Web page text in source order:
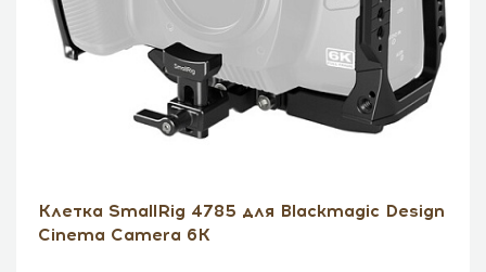
Клетка SmallRig 4785 для Blackmagic Design
Cinema Camera 6K